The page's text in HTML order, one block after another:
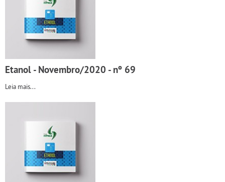
Etanol - Novembro/2020 - nº 69
Leia mais...